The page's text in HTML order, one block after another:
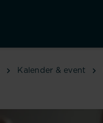
Kalender & event